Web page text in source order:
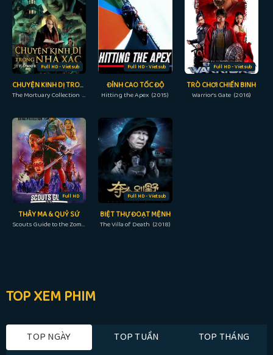
Full HD - Vietsub
CHUYỆN KINH DỊ TRONG NHÀ XÁC
The Mortuary Collection (2019)
Full HD - Vietsub
ĐỈNH CAO TỐC ĐỘ
Hitting the Apex (2015)
Full HD - Vietsub
TRÒ CHƠI CHIẾN BINH
Warrior's Gate (2016)
Full HD
THÂY MA & QUỶ SỨ
Scouts Guide to the Zombie Apocalypse (2015)
Full HD - Vietsub
BIỆT THỰ ĐOẠT MỆNH
The Villa of Death (2018)
TOP XEM PHIM
TOP NGÀY TOP TUẦN TOP THÁNG